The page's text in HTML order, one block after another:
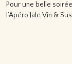
Pour une belle
l’Apéro’Jale Vin &